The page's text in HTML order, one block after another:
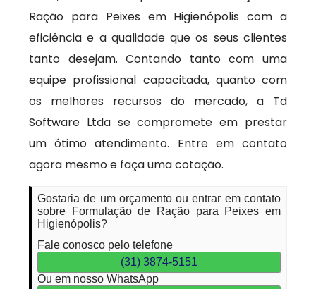
Ração para Peixes em Higienópolis com a
eficiência e a qualidade que os seus clientes
tanto desejam. Contando tanto com uma
equipe profissional capacitada, quanto com
os melhores recursos do mercado, a Td
Software Ltda se compromete em prestar
um ótimo atendimento. Entre em contato
agora mesmo e faça uma cotação.
Gostaria de um orçamento ou entrar em contato
sobre Formulação de Ração para Peixes em
Higienópolis?
Fale conosco pelo telefone
(31) 3874-5151
Ou em nosso WhatsApp